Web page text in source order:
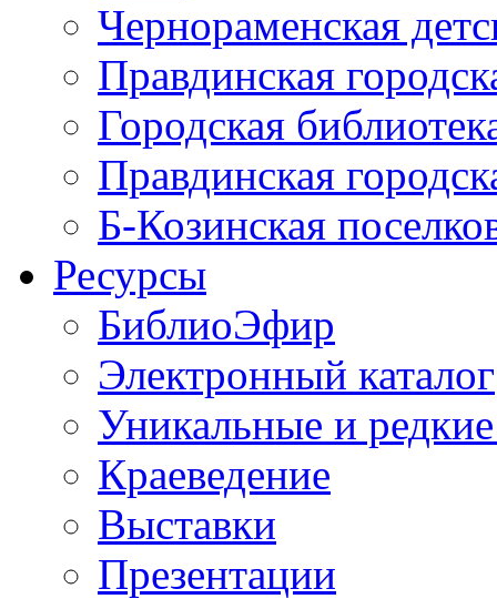
Чернораменская
Правдинская
Городская
Правдинская
Б-Козинская
Ресурсы
БиблиоЭфир
Электронный каталог
Уникальные и
Краеведение
Выставки
Презентации